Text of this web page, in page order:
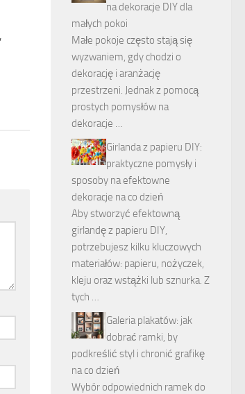
na dekoracje DIY dla
małych pokoi
Małe pokoje często stają się
wyzwaniem, gdy chodzi o
dekorację i aranżację
przestrzeni. Jednak z pomocą
prostych pomysłów na
dekoracje …
Girlanda z papieru DIY:
praktyczne pomysły i
sposoby na efektowne
dekoracje na co dzień
Aby stworzyć efektowną
girlandę z papieru DIY,
potrzebujesz kilku kluczowych
materiałów: papieru, nożyczek,
kleju oraz wstążki lub sznurka. Z
tych …
Galeria plakatów: jak
dobrać ramki, by
podkreślić styl i chronić grafikę
na co dzień
Wybór odpowiednich ramek do